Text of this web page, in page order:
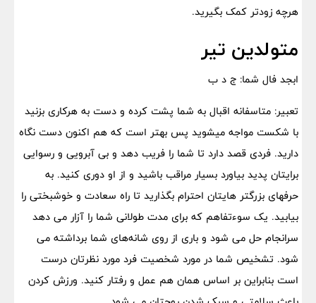
هرچه زودتر کمک بگیرید.
متولدین تیر
ابجد فال شما: ج د ب
تعبیر: متاسفانه اقبال به شما پشت کرده و دست به هرکاری بزنید
با شکست مواجه میشوید پس بهتر است که هم اکنون دست نگاه
دارید. فردی قصد دارد تا شما را فریب دهد و بی آبرویی و رسوایی
برایتان پدید بیاورد بسیار مراقب باشید و از او دوری کنید. به
حرفهای بزرگتر هایتان احترام بگذارید تا راه سعادت و خوشبختی را
بیابید. یک سوءتفاهم که برای مدت طولانی شما را آزار می دهد
سرانجام حل می شود و باری از روی شانه‌های شما برداشته می
شود. تشخیص شما در مورد شخصیت فرد مورد نظرتان درست
است بنابراین بر اساس همان هم عمل و رفتار کنید. ورزش کردن